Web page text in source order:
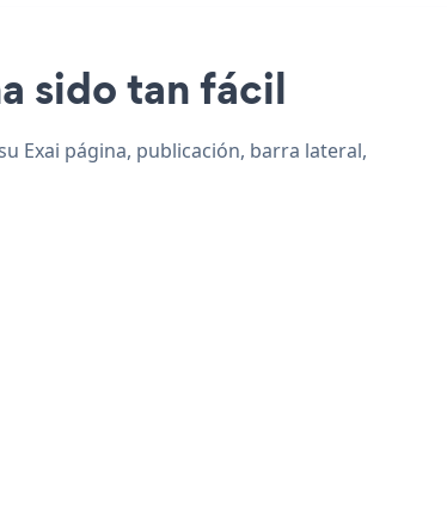
sido tan fácil
Exai página, publicación, barra lateral,